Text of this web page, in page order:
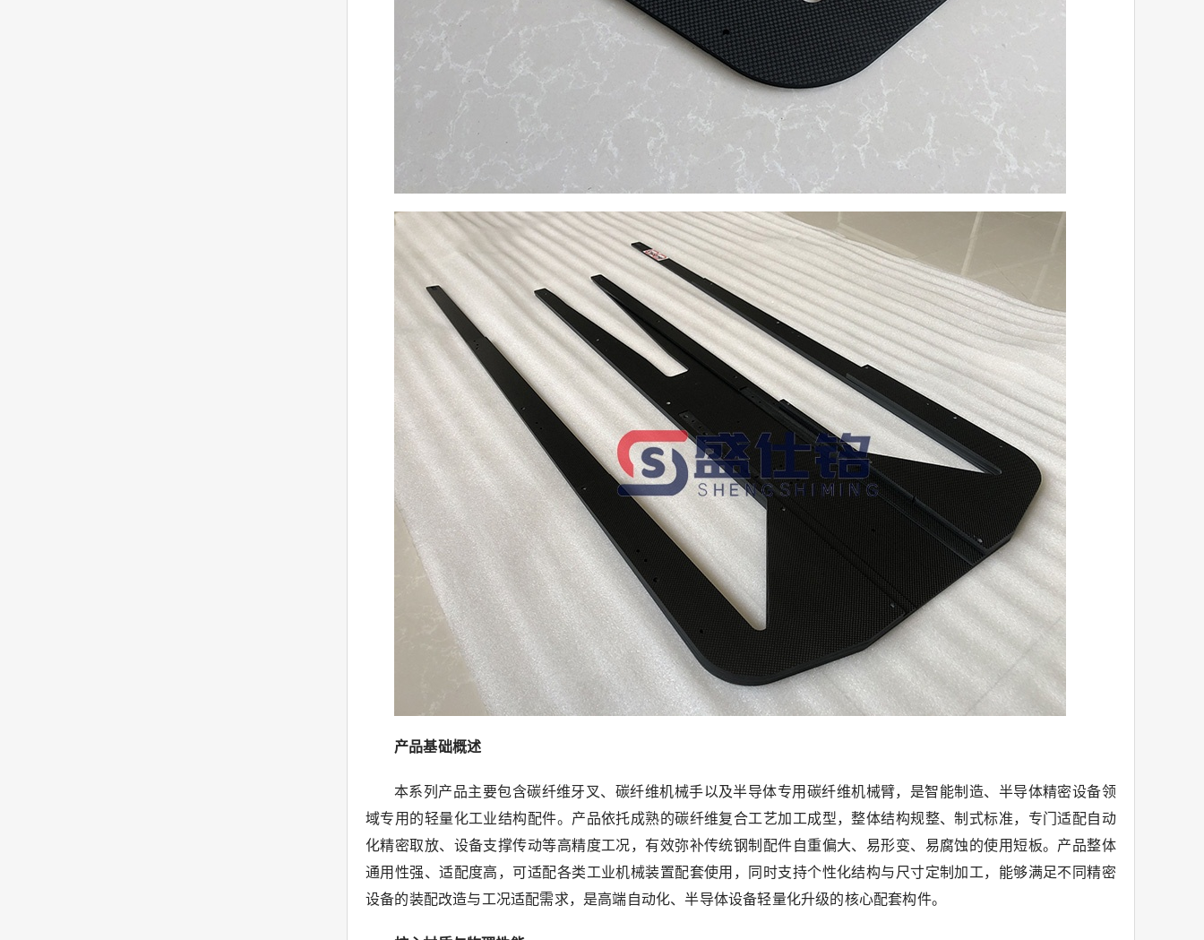
产品基础概述
本系列产品主要包含碳纤维牙叉、碳纤维机械手以及半导体专用碳纤维机械臂，是智能制造、半导体精密设备领
域专用的轻量化工业结构配件。产品依托成熟的碳纤维复合工艺加工成型，整体结构规整、制式标准，专门适配自动
化精密取放、设备支撑传动等高精度工况，有效弥补传统钢制配件自重偏大、易形变、易腐蚀的使用短板。产品整体
通用性强、适配度高，可适配各类工业机械装置配套使用，同时支持个性化结构与尺寸定制加工，能够满足不同精密
设备的装配改造与工况适配需求，是高端自动化、半导体设备轻量化升级的核心配套构件。